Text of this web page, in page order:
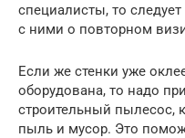
специалисты, то
с ними о повторном
Если же стенки уже
оборудована, то надо
строительный пылесос,
пыль и мусор. Это